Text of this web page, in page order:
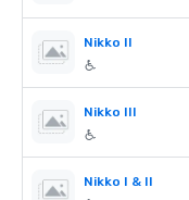
Nikko II
Nikko III
Nikko I & II